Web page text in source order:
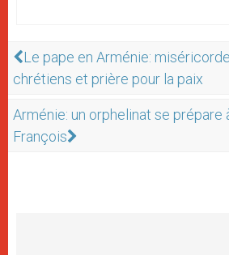
Le pape en Arménie:
chrétiens et prière pour la paix
Arménie: un orphelinat se prépare
François